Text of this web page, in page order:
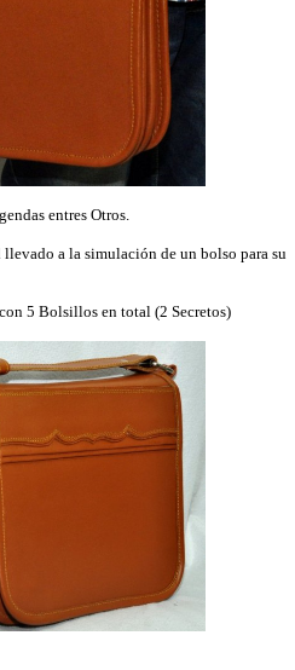
entres Otros.
a la simulación de un bolso para su
5 Bolsillos en total (2 Secretos)